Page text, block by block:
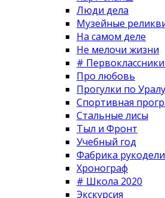
Люди дела
Музейные
На самом деле
Не мелочи жизни
#
Про любовь
Прогулки по Уралу
Спортивная
Стальные лисы
Тыл и Фронт
Учебный год
Фабрика
Хронограф
# Школа 2020
Экскурсия